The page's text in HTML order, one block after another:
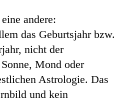
andere:
das Geburtsjahr bzw.
nicht der
Mond oder
Astrologie. Das
und kein